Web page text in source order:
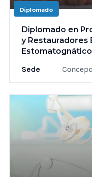
Diplomado
Diplomado en
y Restauradores
Estomatognático
Sede